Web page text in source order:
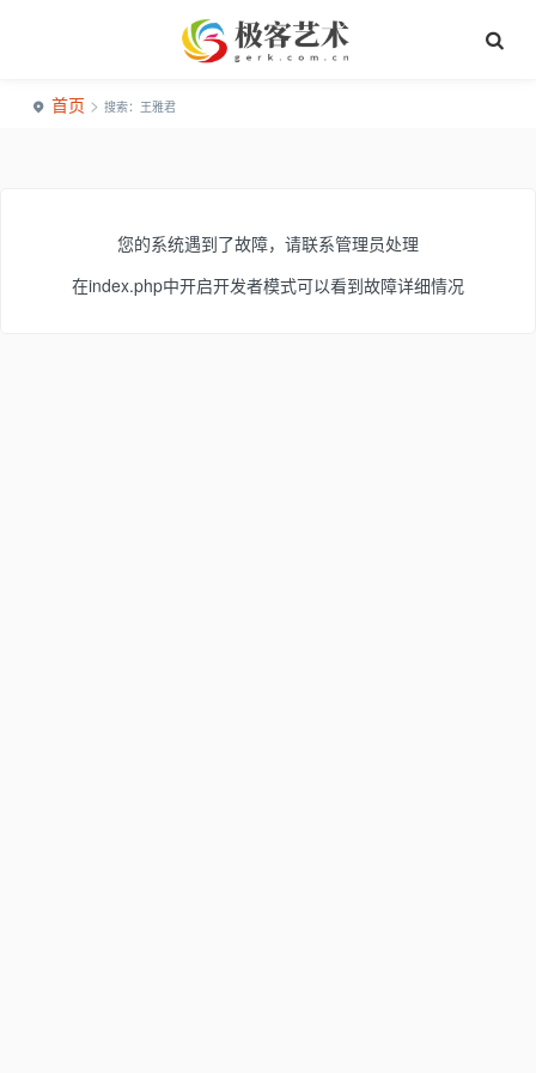
首页 > 搜索：王雅君
您的系统遇到了故障，请联系管理员处理
在index.php中开启开发者模式可以看到故障详细情况